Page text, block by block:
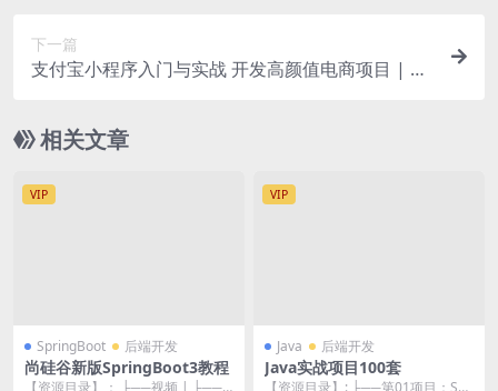
下一篇
支付宝小程序入门与实战 开发高颜值电商项目 | 完
相关文章
VIP
SpringBoot 后端开发
尚硅谷新版SpringBoot3教程
【资源目录】： ├──视频 | ├──0
VIP
Java 后端开发
Java实战项目100套
【资源目录】: ├──第01项目：SS